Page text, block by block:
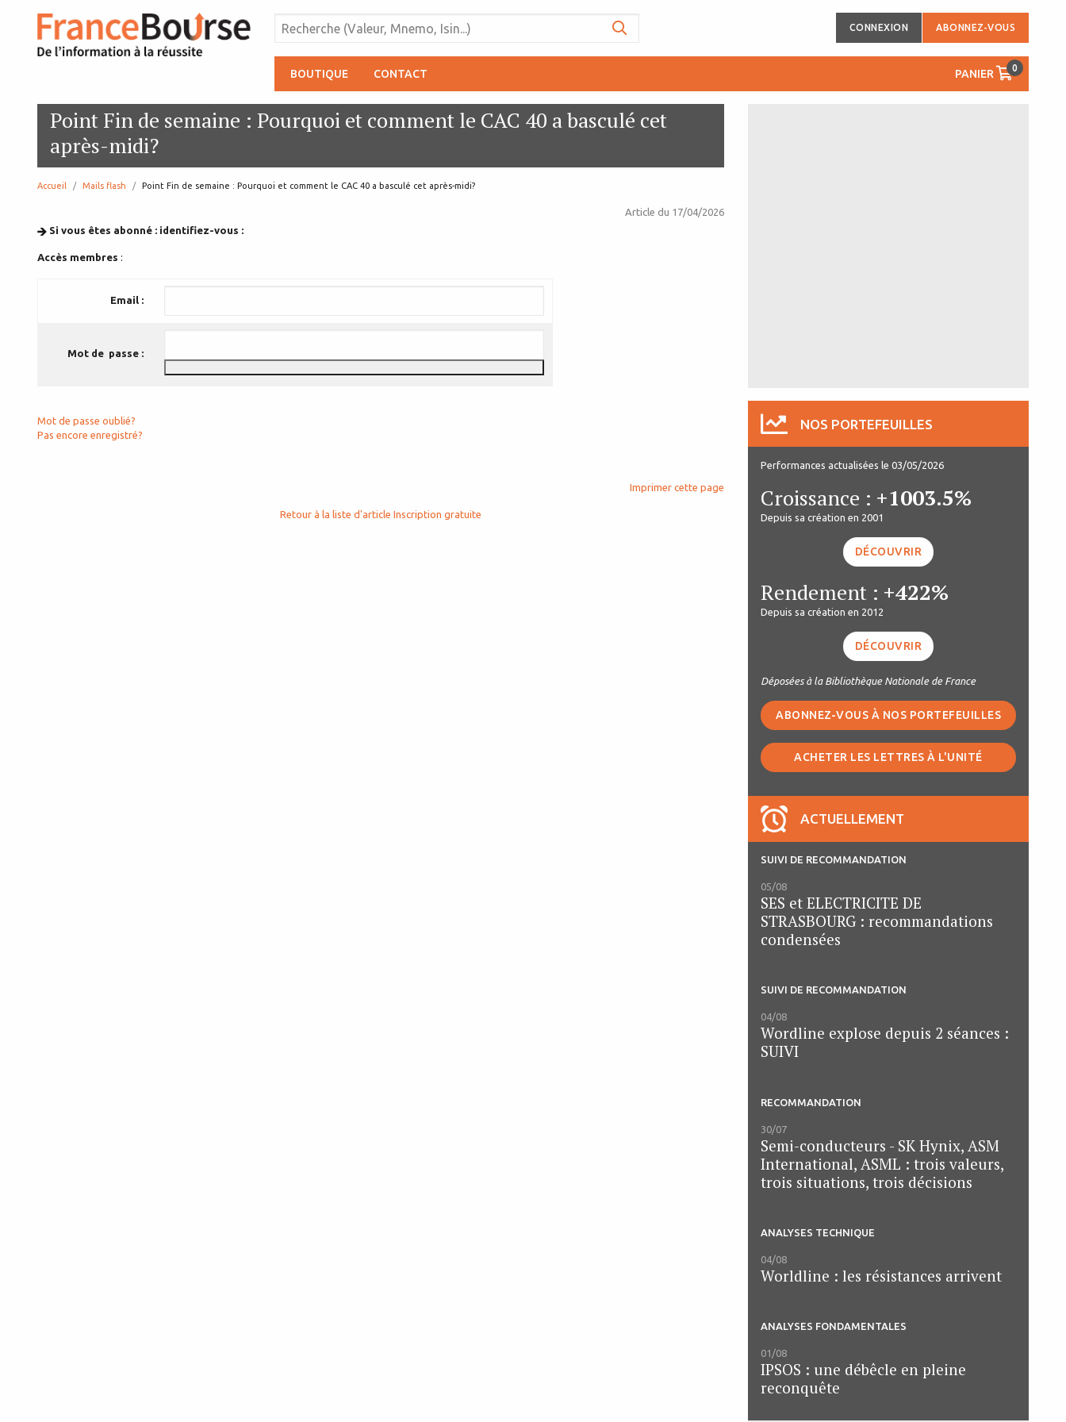
CONNEXION ABONNEZ-VOUS
BOUTIQUE CONTACT PANIER 0
Point Fin de semaine : Pourquoi et comment le CAC 40 a basculé cet
après-midi?
Accueil Mails flash page:
Point Fin de semaine : Pourquoi et comment le CAC 40 a basculé cet après-midi?
Article du 17/04/2026
Si vous êtes abonné : identifiez-vous :
Accès membres :
Email :
Mot de passe :
Mot de passe oublié?
Pas encore enregistré?
Imprimer cette page
Retour à la liste d'article Inscription gratuite
NOS PORTEFEUILLES
Performances actualisées le 03/05/2026
Croissance : +1003.5%
Depuis sa création en 2001
DÉCOUVRIR
Rendement : +422%
Depuis sa création en 2012
DÉCOUVRIR
Déposées à la Bibliothèque Nationale de France
ABONNEZ-VOUS À NOS PORTEFEUILLES
ACHETER LES LETTRES À L'UNITÉ
ACTUELLEMENT
SUIVI DE RECOMMANDATION
05/08
SES et ELECTRICITE DE
STRASBOURG : recommandations
condensées
SUIVI DE RECOMMANDATION
04/08
Wordline explose depuis 2 séances :
SUIVI
RECOMMANDATION
30/07
Semi-conducteurs - SK Hynix, ASM
International, ASML : trois valeurs,
trois situations, trois décisions
ANALYSES TECHNIQUE
04/08
Worldline : les résistances arrivent
ANALYSES FONDAMENTALES
01/08
IPSOS : une débêcle en pleine
reconquête